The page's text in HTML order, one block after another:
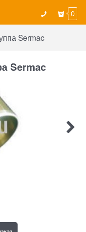
0
Sermac
Sermac